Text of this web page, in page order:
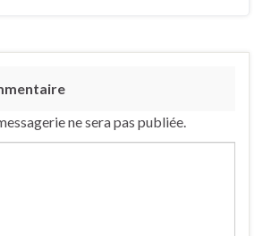
ne sera pas publiée.